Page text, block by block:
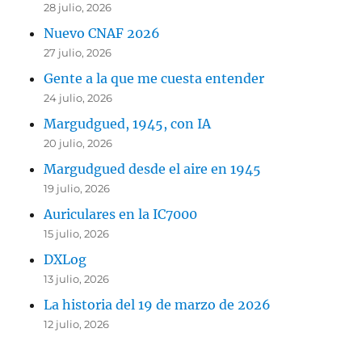
28 julio, 2026
Nuevo CNAF 2026
27 julio, 2026
Gente a la que me cuesta entender
24 julio, 2026
Margudgued, 1945, con IA
20 julio, 2026
Margudgued desde el aire en 1945
19 julio, 2026
Auriculares en la IC7000
15 julio, 2026
DXLog
13 julio, 2026
La historia del 19 de marzo de 2026
12 julio, 2026